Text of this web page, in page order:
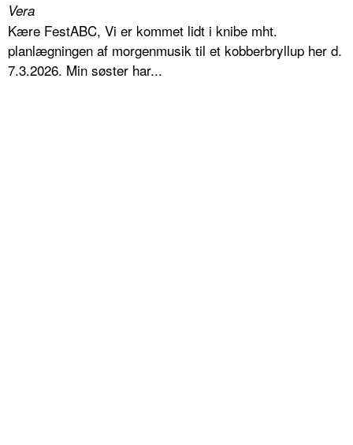
Vera
Kære FestABC, Vi er kommet lidt i knibe mht.
planlægningen af morgenmusik til et kobberbryllup her d.
7.3.2026. Min søster har...